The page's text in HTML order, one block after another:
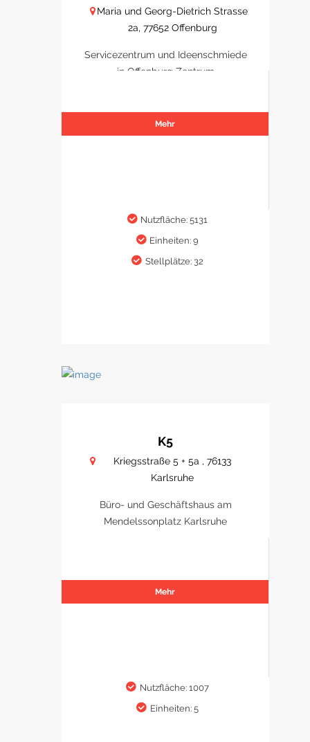
Maria und Georg-Dietrich Strasse
2a, 77652 Offenburg
Servicezentrum und Ideenschmiede
in Offenburg Zentrum
Mehr
Nutzfläche: 5131
Einheiten: 9
Stellplätze: 32
K5
Kriegsstraße 5 + 5a , 76133
Karlsruhe
Büro- und Geschäftshaus am
Mendelssonplatz Karlsruhe
Mehr
Nutzfläche: 1007
Einheiten: 5